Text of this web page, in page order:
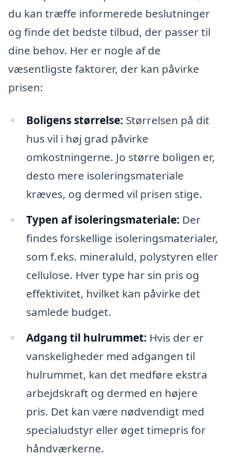
du kan træffe informerede beslutninger
og finde det bedste tilbud, der passer til
dine behov. Her er nogle af de
væsentligste faktorer, der kan påvirke
prisen:
Boligens størrelse: Størrelsen på dit
hus vil i høj grad påvirke
omkostningerne. Jo større boligen er,
desto mere isoleringsmateriale
kræves, og dermed vil prisen stige.
Typen af isoleringsmateriale: Der
findes forskellige isoleringsmaterialer,
som f.eks. mineraluld, polystyren eller
cellulose. Hver type har sin pris og
effektivitet, hvilket kan påvirke det
samlede budget.
Adgang til hulrummet: Hvis der er
vanskeligheder med adgangen til
hulrummet, kan det medføre ekstra
arbejdskraft og dermed en højere
pris. Det kan være nødvendigt med
specialudstyr eller øget timepris for
håndværkerne.